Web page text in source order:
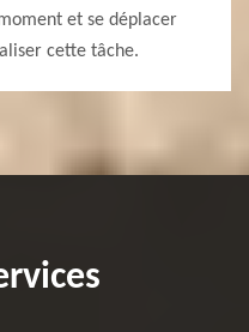
et se déplacer
cette tâche.